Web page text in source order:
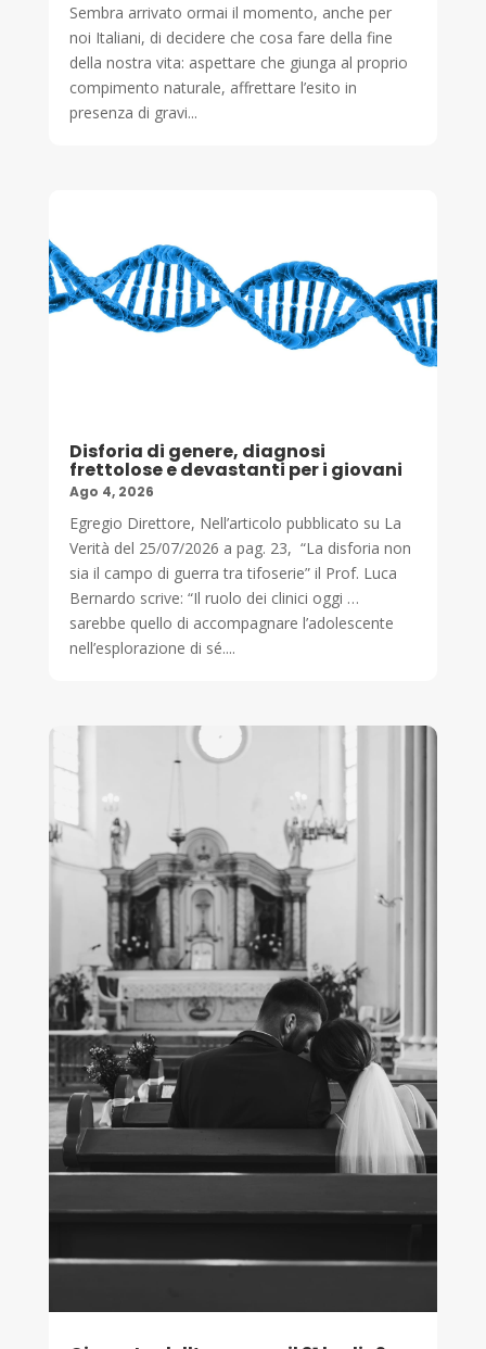
Sembra arrivato ormai il momento, anche per
noi Italiani, di decidere che cosa fare della fine
della nostra vita: aspettare che giunga al proprio
compimento naturale, affrettare l’esito in
presenza di gravi...
Disforia di genere, diagnosi
frettolose e devastanti per i giovani
Ago 4, 2026
Egregio Direttore, Nell’articolo pubblicato su La
Verità del 25/07/2026 a pag. 23, “La disforia non
sia il campo di guerra tra tifoserie” il Prof. Luca
Bernardo scrive: “Il ruolo dei clinici oggi …
sarebbe quello di accompagnare l’adolescente
nell’esplorazione di sé....